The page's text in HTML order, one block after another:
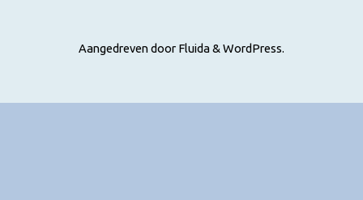
Aangedreven door Fluida& WordPress.